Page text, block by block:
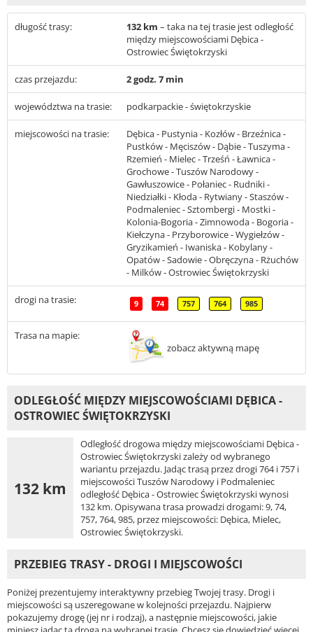
długość trasy: 132 km – taka na tej trasie jest odległość
między miejscowościami Dębica -
Ostrowiec Świętokrzyski
czas przejazdu: 2 godz. 7 min
województwa na trasie: podkarpackie - świętokrzyskie
miejscowości na trasie:
Dębica - Pustynia - Kozłów - Brzeźnica -
Pustków - Męciszów - Dąbie - Tuszyma -
Rzemień - Mielec - Trześń - Ławnica -
Grochowe - Tuszów Narodowy -
Gawłuszowice - Połaniec - Rudniki -
Niedziałki - Kłoda - Rytwiany - Staszów -
Podmaleniec - Sztombergi - Mostki -
Kolonia-Bogoria - Zimnowoda - Bogoria -
Kiełczyna - Przyborowice - Wygiełzów -
Gryzikamień - Iwaniska - Kobylany -
Opatów - Sadowie - Obręczyna - Rżuchów
- Milków - Ostrowiec Świętokrzyski
drogi na trasie: 9 74 757 764 985
Trasa na mapie:
zobacz aktywną mapę
ODLEGŁOŚĆ MIĘDZY MIEJSCOWOŚCIAMI DĘBICA -
OSTROWIEC ŚWIĘTOKRZYSKI
132 km
Odległość drogowa między miejscowościami Dębica -
Ostrowiec Świętokrzyski zależy od wybranego
wariantu przejazdu. Jadąc trasą przez drogi 764 i 757 i
miejscowości Tuszów Narodowy i Podmaleniec
odległość Dębica - Ostrowiec Świętokrzyski wynosi
132 km. Opisywana trasa prowadzi drogami: 9, 74,
757, 764, 985, przez miejscowości: Dębica, Mielec,
Ostrowiec Świętokrzyski.
PRZEBIEG TRASY - DROGI I MIEJSCOWOŚCI
Poniżej prezentujemy interaktywny przebieg Twojej trasy. Drogi i
miejscowości są uszeregowane w kolejności przejazdu. Najpierw
pokazujemy drogę (jej nr i rodzaj), a następnie miejscowości, jakie